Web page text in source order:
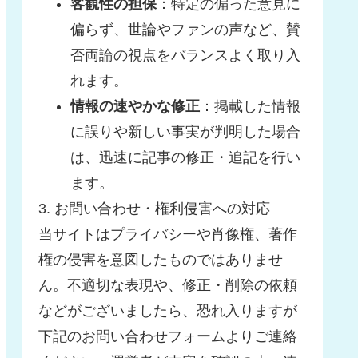
客観性の担保 ：特定の偏った意見に
偏らず、世論やファンの声など、賛
否両論の視点をバランスよく取り入
れます。
情報の速やかな修正 ：掲載した情報
に誤りや新しい事実が判明した場合
は、迅速に記事の修正・追記を行い
ます。
3. お問い合わせ・権利侵害への対応
当サイトはプライバシーや肖像権、著作
権の侵害を意図したものではありませ
ん。不適切な表現や、修正・削除の依頼
などがございましたら、恐れ入りますが
下記のお問い合わせフォームよりご連絡